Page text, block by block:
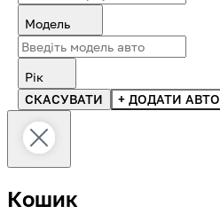
Модель
Рік
СКАСУВАТИ
+ ДОДАТИ АВТО
Кошик